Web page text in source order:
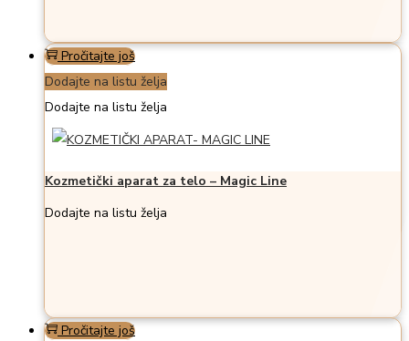
Pročitajte još
Dodajte na listu želja
Dodajte na listu želja
Kozmetički aparat za telo – Magic Line
Dodajte na listu želja
Pročitajte još